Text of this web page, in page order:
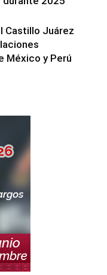
Castillo Juárez
México y Perú